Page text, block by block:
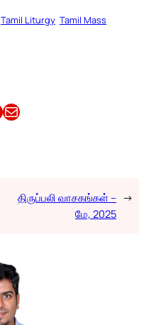
Tamil Liturgy Tamil Mass
Email this Article
திருப்பலி வாசகங்கள் –
மே, 2025
→